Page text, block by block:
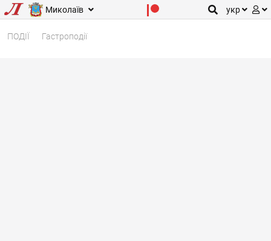
Миколаїв укр
ПОДІЇ Гастроподії